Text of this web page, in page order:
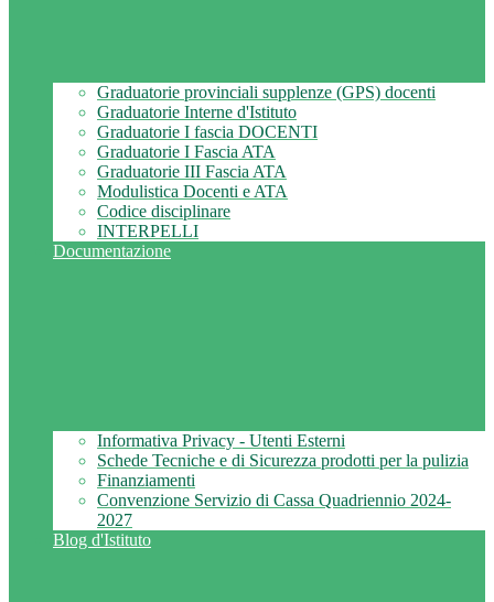
Graduatorie provinciali supplenze (GPS) docenti
Graduatorie Interne d'Istituto
Graduatorie I fascia DOCENTI
Graduatorie I Fascia ATA
Graduatorie III Fascia ATA
Modulistica Docenti e ATA
Codice disciplinare
INTERPELLI
Documentazione
Informativa Privacy - Utenti Esterni
Schede Tecniche e di Sicurezza prodotti per la pulizia
Finanziamenti
Convenzione Servizio di Cassa Quadriennio 2024-
2027
Blog d'Istituto